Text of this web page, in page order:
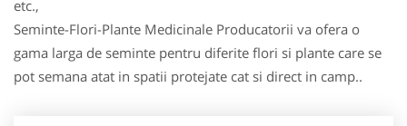
etc.,
Seminte-Flori-Plante Medicinale Producatorii va ofera o
gama larga de seminte pentru diferite flori si plante care se
pot semana atat in spatii protejate cat si direct in camp..